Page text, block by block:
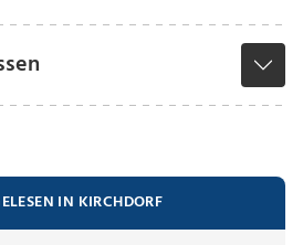
IN KIRCHDORF